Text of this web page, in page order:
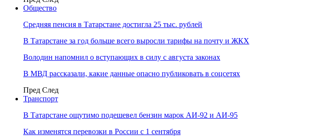
Общество
Средняя пенсия в Татарстане достигла 25 тыс. рублей
В Татарстане за год больше всего выросли тарифы на почту и ЖКХ
Володин напомнил о вступающих в силу с августа законах
В МВД рассказали, какие данные опасно публиковать в соцсетях
Пред След
Транспорт
В Татарстане ощутимо подешевел бензин марок АИ-92 и АИ-95
Как изменятся перевозки в России с 1 сентября